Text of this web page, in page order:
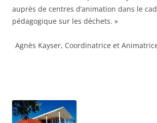
auprès de centres d’animation dans le
pédagogique sur les déchets. »
Agnès Kayser, Coordinatrice et